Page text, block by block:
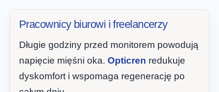
Pracownicy biurowi i freelancerzy
Długie godziny przed monitorem powodują
napięcie mięśni oka. Opticren redukuje
dyskomfort i wspomaga regenerację po